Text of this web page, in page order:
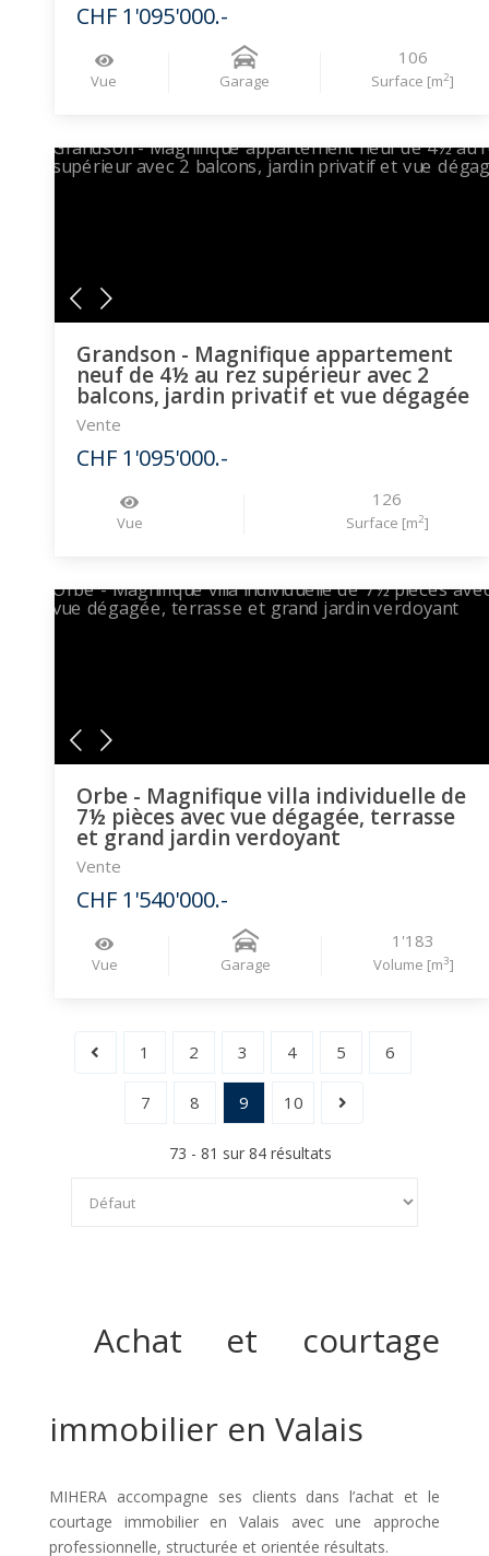
CHF 1'095'000.-
Vue Garage
106
Surface [m2]
Grandson - Magnifique appartement
neuf de 4½ au rez supérieur avec 2
balcons, jardin privatif et vue dégagée
Vente
CHF 1'095'000.-
Vue
126
Surface [m2]
Orbe - Magnifique villa individuelle de
7½ pièces avec vue dégagée, terrasse
et grand jardin verdoyant
Vente
CHF 1'540'000.-
Vue Garage
1'183
Volume [m3]
1 2 3 4 5 6
7 8 9 10
73 - 81 sur 84 résultats
Achat et courtage
immobilier en Valais
MIHERA accompagne ses clients dans l’achat et le
courtage immobilier en Valais avec une approche
professionnelle, structurée et orientée résultats.